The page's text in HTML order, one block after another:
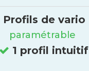
Profils de vario
paramétrable
1 profil intuitif